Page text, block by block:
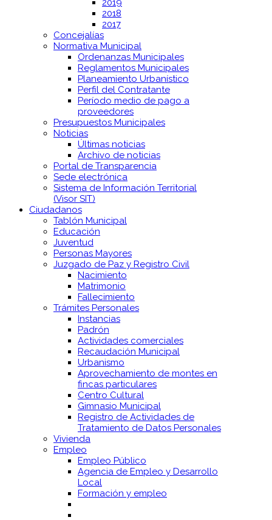
2019
2018
2017
Concejalías
Normativa Municipal
Ordenanzas Municipales
Reglamentos Municipales
Planeamiento Urbanístico
Perfil del Contratante
Período medio de pago a
proveedores
Presupuestos Municipales
Noticias
Últimas noticias
Archivo de noticias
Portal de Transparencia
Sede electrónica
Sistema de Información Territorial
(Visor SIT)
Ciudadanos
Tablón Municipal
Educación
Juventud
Personas Mayores
Juzgado de Paz y Registro Civil
Nacimiento
Matrimonio
Fallecimiento
Trámites Personales
Instancias
Padrón
Actividades comerciales
Recaudación Municipal
Urbanismo
Aprovechamiento de montes en
fincas particulares
Centro Cultural
Gimnasio Municipal
Registro de Actividades de
Tratamiento de Datos Personales
Vivienda
Empleo
Empleo Público
Agencia de Empleo y Desarrollo
Local
Formación y empleo